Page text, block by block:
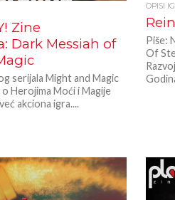
Zine
Dark Messiah of
serijala Might and Magic
Herojima Moći i Magije
akciona igra....
OPISI
Piše:
Of